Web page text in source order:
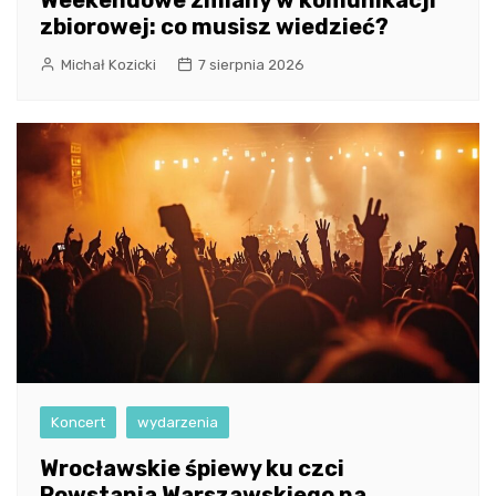
zbiorowej: co musisz wiedzieć?
Michał Kozicki 7 sierpnia 2026
Koncert wydarzenia
Wrocławskie śpiewy ku czci